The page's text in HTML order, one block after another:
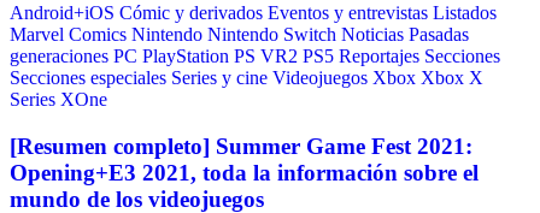
Android+iOS Cómic y derivados Eventos y entrevistas Listados
Marvel Comics Nintendo Nintendo Switch Noticias Pasadas
generaciones PC PlayStation PS VR2 PS5 Reportajes Secciones
Secciones especiales Series y cine Videojuegos Xbox Xbox X
Series XOne
[Resumen completo] Summer Game Fest 2021:
Opening+E3 2021, toda la información sobre el
mundo de los videojuegos